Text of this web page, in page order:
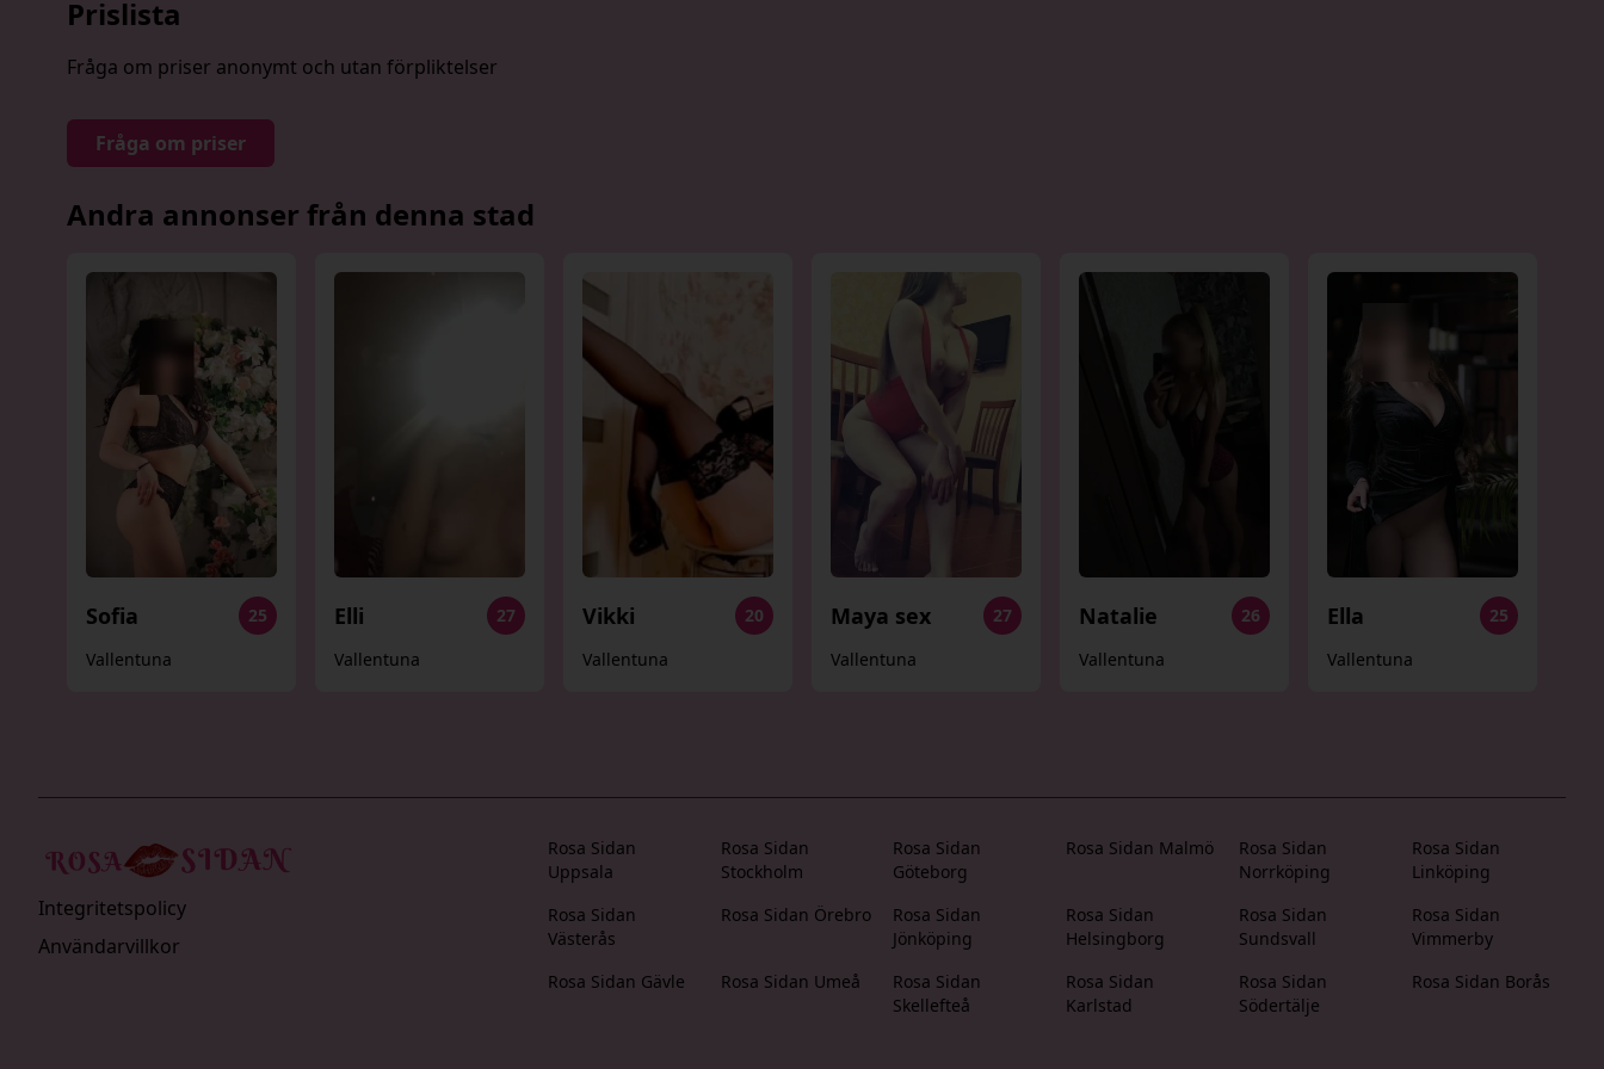
Prislista
Fråga om priser anonymt och utan förpliktelser
Fråga om priser
Andra annonser från denna stad
Sofia
25
Vallentuna
Elli
27
Vallentuna
Vikki
20
Vallentuna
Maya sex
27
Vallentuna
Natalie
26
Vallentuna
Ella
25
Vallentuna
Integritetspolicy
Användarvillkor
Rosa Sidan
Uppsala
Rosa Sidan
Stockholm
Rosa Sidan
Göteborg
Rosa Sidan Malmö
Rosa Sidan
Norrköping
Rosa Sidan
Linköping
Rosa Sidan
Västerås
Rosa Sidan Örebro
Rosa Sidan
Jönköping
Rosa Sidan
Helsingborg
Rosa Sidan
Sundsvall
Rosa Sidan
Vimmerby
Rosa Sidan Gävle
Rosa Sidan Umeå
Rosa Sidan
Skellefteå
Rosa Sidan
Karlstad
Rosa Sidan
Södertälje
Rosa Sidan Borås